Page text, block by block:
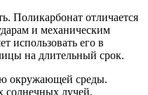
Поликарбонат отличается
и механическим
использовать его в
на длительный срок.
окружающей среды.
солнечных лучей,